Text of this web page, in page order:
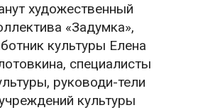
художественный
«Задумка»,
культуры Елена
специалисты
руководи-тели
культуры